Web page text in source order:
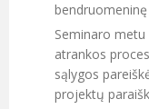
Seminaro
atrankos
sąlygos
projektų